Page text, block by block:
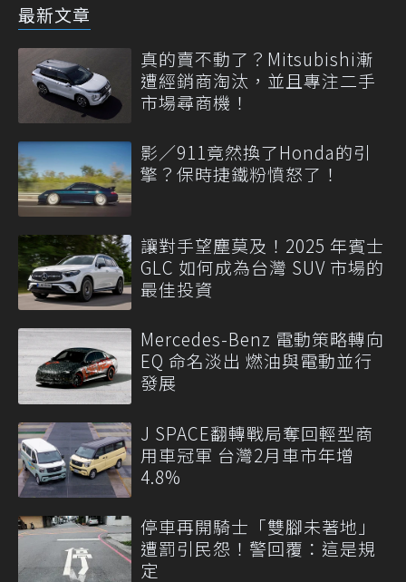
最新文章
真的賣不動了？Mitsubishi漸
遭經銷商淘汰，並且專注二手
市場尋商機！
影／911竟然換了Honda的引
擎？保時捷鐵粉憤怒了！
讓對手望塵莫及！2025 年賓士
GLC 如何成為台灣 SUV 市場的
最佳投資
Mercedes-Benz 電動策略轉向
EQ 命名淡出 燃油與電動並行
發展
J SPACE翻轉戰局奪回輕型商
用車冠軍 台灣2月車市年增
4.8%
停車再開騎士「雙腳未著地」
遭罰引民怨！警回覆：這是規
定